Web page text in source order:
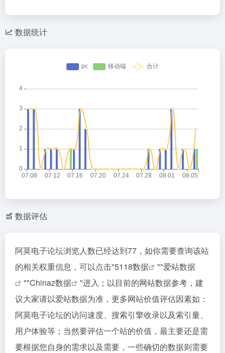
数据统计
数据评估
阿莫电子论坛浏览人数已经达到77，如你需要查询该站
的相关权重信息，可以点击"5118数据 ""爱站数据
""Chinaz数据
"进入；以目前的网站数据参考，建
议大家请以爱站数据为准，更多网站价值评估因素如：
阿莫电子论坛的访问速度、搜索引擎收录以及索引量、
用户体验等；当然要评估一个站的价值，最主要还是需
要根据您自身的需求以及需要，一些确切的数据则需要